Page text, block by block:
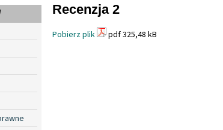
Recenzja 2
Pobierz plik pdf 325,48 kB